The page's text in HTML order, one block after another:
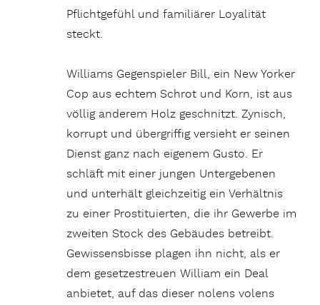
Pflichtgefühl und familiärer Loyalität
steckt.
Williams Gegenspieler Bill, ein New Yorker
Cop aus echtem Schrot und Korn, ist aus
völlig anderem Holz geschnitzt. Zynisch,
korrupt und übergriffig versieht er seinen
Dienst ganz nach eigenem Gusto. Er
schläft mit einer jungen Untergebenen
und unterhält gleichzeitig ein Verhältnis
zu einer Prostituierten, die ihr Gewerbe im
zweiten Stock des Gebäudes betreibt.
Gewissensbisse plagen ihn nicht, als er
dem gesetzestreuen William ein Deal
anbietet, auf das dieser nolens volens